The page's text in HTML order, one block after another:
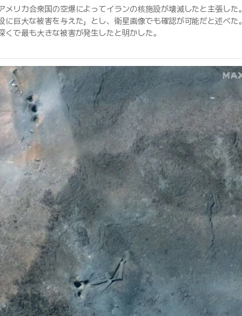
メリカ合衆国の空爆によってイランの核施設が壊滅したと主張した。
に巨大な被害を与えた」とし、衛星画像でも確認が可能だと述べた。
くで最も大きな被害が発生したと明かした。